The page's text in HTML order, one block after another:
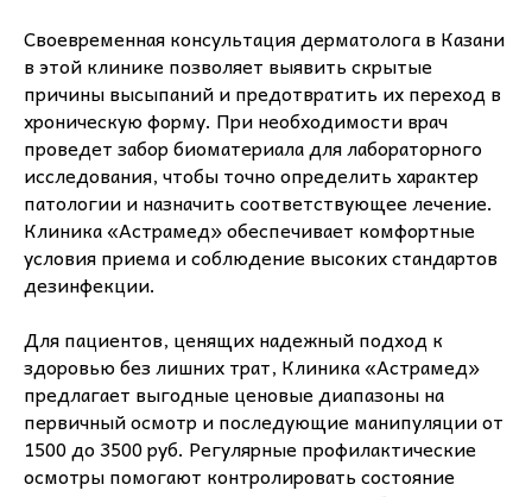
Своевременная консультация дерматолога в Казани
в этой клинике позволяет выявить скрытые
причины высыпаний и предотвратить их переход в
хроническую форму. При необходимости врач
проведет забор биоматериала для лабораторного
исследования, чтобы точно определить характер
патологии и назначить соответствующее лечение.
Клиника «Астрамед» обеспечивает комфортные
условия приема и соблюдение высоких стандартов
дезинфекции.
Для пациентов, ценящих надежный подход к
здоровью без лишних трат, Клиника «Астрамед»
предлагает выгодные ценовые диапазоны на
первичный осмотр и последующие манипуляции от
1500 до 3500 руб. Регулярные профилактические
осмотры помогают контролировать состояние